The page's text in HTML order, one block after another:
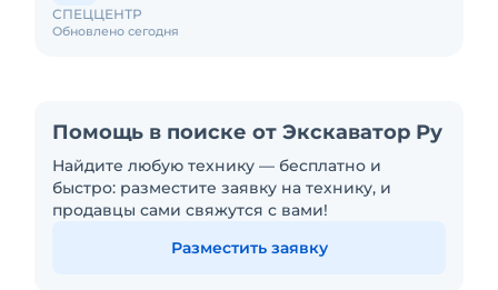
Обновлено сегодня
СПЕЦЦЕНТР
Помощь в поиске от Экскаватор Ру
Найдите любую технику — бесплатно и
быстро: разместите заявку на технику, и
продавцы сами свяжутся с вами!
Разместить заявку